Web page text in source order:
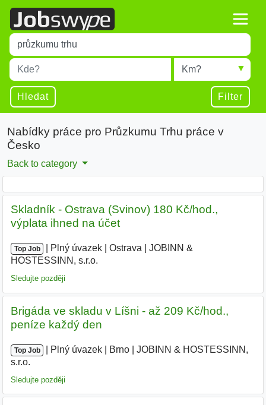
Title
Type 1 or more characters for results.
Místo
Type 1 or more characters for results.
Radius
Hledat Filter
Nabídky práce pro Průzkumu Trhu práce v
Česko
Back to category
Skladník - Ostrava (Svinov) 180 Kč/hod.,
výplata ihned na účet
Top Job Plný úvazek Ostrava
JOBINN &
HOSTESSINN, s.r.o.
Sledujte později
Brigáda ve skladu v Líšni - až 209 Kč/hod.,
peníze každý den
Top Job Plný úvazek Brno
JOBINN & HOSTESSINN,
s.r.o.
Sledujte později